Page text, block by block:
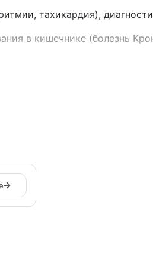
тахикардия),
в кишечнике (болезнь